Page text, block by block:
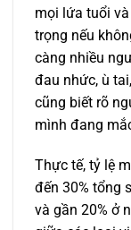
mọi lứa tuổi
trọng nếu
càng nhiều
đau nhức, ù
cũng biết rõ
mình đang
Thực tế, tỷ lệ
đến 30% tổng
và gần 20% ở